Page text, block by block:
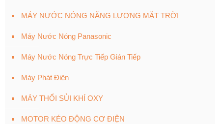
MÁY NƯỚC NÓNG NĂNG LƯỢNG MẶT TRỜI
Máy Nước Nóng Panasonic
Máy Nước Nóng Trực Tiếp Gián Tiếp
Máy Phát Điện
MÁY THỔI SỦI KHÍ OXY
MOTOR KÉO ĐỘNG CƠ ĐIỆN